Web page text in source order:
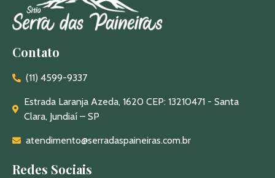
Contato
(11) 4599-9337
Estrada Laranja Azeda, 1620 CEP: 13210471 - Santa
Clara, Jundiaí – SP
atendimento@serradaspaineiras.com.br
Redes Sociais